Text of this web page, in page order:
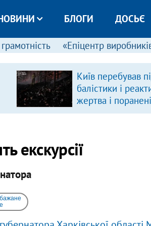
БЛОГИ ДОСЬЄ
«Епіцентр
Київ перебував
балістики і
жертва і
екскурсії